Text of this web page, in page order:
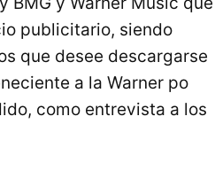
publicitario, siendo
que desee descargarse
a la Warner po
como entrevista a los